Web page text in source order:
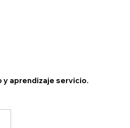
y aprendizaje servicio.